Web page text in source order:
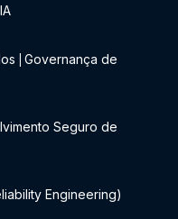
Governança de
Seguro de
Engineering)